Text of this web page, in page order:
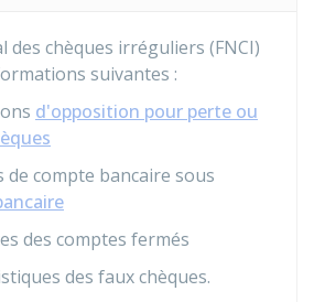
des chèques irréguliers (FNCI)
suivantes :
d'opposition pour perte ou
de compte bancaire sous
des comptes fermés
des faux chèques.